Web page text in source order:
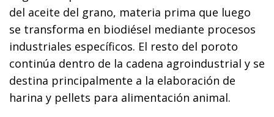
del aceite del grano, materia prima que luego
se transforma en biodiésel mediante procesos
industriales específicos. El resto del poroto
continúa dentro de la cadena agroindustrial y se
destina principalmente a la elaboración de
harina y pellets para alimentación animal.